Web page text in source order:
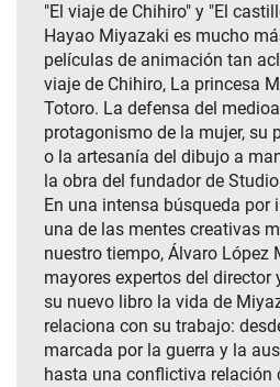
"El viaje de Chihiro" y "El
Hayao Miyazaki es mucho
películas de animación tan
viaje de Chihiro, La princesa
Totoro. La defensa del
protagonismo de la mujer, su
o la artesanía del dibujo a
la obra del fundador de
En una intensa búsqueda por
una de las mentes creativas
nuestro tiempo, Álvaro López
mayores expertos del director
su nuevo libro la vida de
relaciona con su trabajo:
marcada por la guerra y la
hasta una conflictiva relación